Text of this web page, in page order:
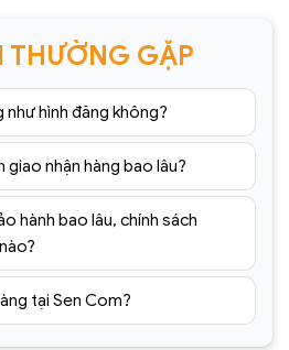
sản phẩm :
Dựng và Thương Mại
Nội
chuyển Toàn quốc phí vận
THƯỜNG GẶP
như hình đăng không?
giao nhận hàng bao lâu?
hành bao lâu, chính sách
tại Sen Com?